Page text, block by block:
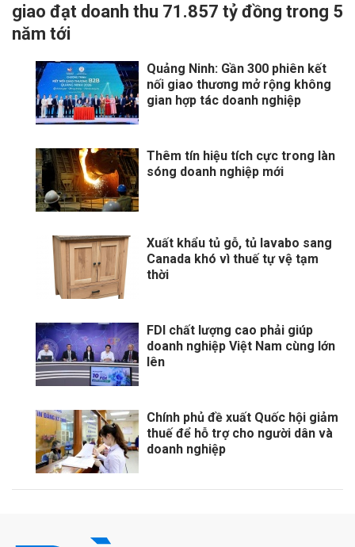
giao đạt doanh thu 71.857 tỷ đồng trong 5
năm tới
Quảng Ninh: Gần 300 phiên kết
nối giao thương mở rộng không
gian hợp tác doanh nghiệp
Thêm tín hiệu tích cực trong làn
sóng doanh nghiệp mới
Xuất khẩu tủ gỗ, tủ lavabo sang
Canada khó vì thuế tự vệ tạm
thời
FDI chất lượng cao phải giúp
doanh nghiệp Việt Nam cùng lớn
lên
Chính phủ đề xuất Quốc hội giảm
thuế để hỗ trợ cho người dân và
doanh nghiệp